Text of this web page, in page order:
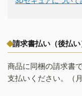
請求書払い（後払い
商品に同梱の請求書
支払いください。（